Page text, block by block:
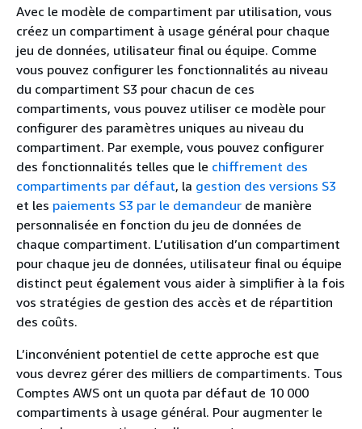
Avec le modèle de compartiment par utilisation, vous
créez un compartiment à usage général pour chaque
jeu de données, utilisateur final ou équipe. Comme
vous pouvez configurer les fonctionnalités au niveau
du compartiment S3 pour chacun de ces
compartiments, vous pouvez utiliser ce modèle pour
configurer des paramètres uniques au niveau du
compartiment. Par exemple, vous pouvez configurer
des fonctionnalités telles que le chiffrement des
compartiments par défaut, la gestion des versions S3
et les paiements S3 par le demandeur de manière
personnalisée en fonction du jeu de données de
chaque compartiment. L’utilisation d’un compartiment
pour chaque jeu de données, utilisateur final ou équipe
distinct peut également vous aider à simplifier à la fois
vos stratégies de gestion des accès et de répartition
des coûts.
L’inconvénient potentiel de cette approche est que
vous devrez gérer des milliers de compartiments. Tous
Comptes AWS ont un quota par défaut de 10 000
compartiments à usage général. Pour augmenter le